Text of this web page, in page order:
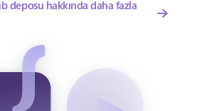
deposu hakkında daha fazla